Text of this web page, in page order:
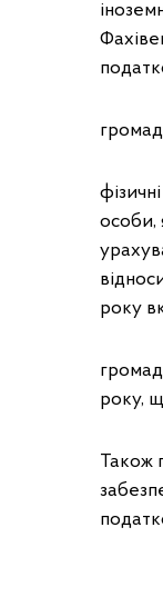
особи,
року
року,
Також